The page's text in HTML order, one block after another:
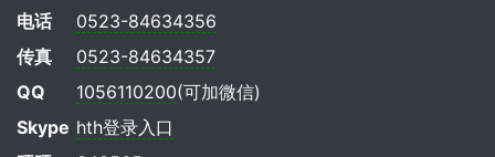
电话
0523-84634356
传真
0523-84634357
QQ
1056110200(可加微信)
Skype hth登录入口